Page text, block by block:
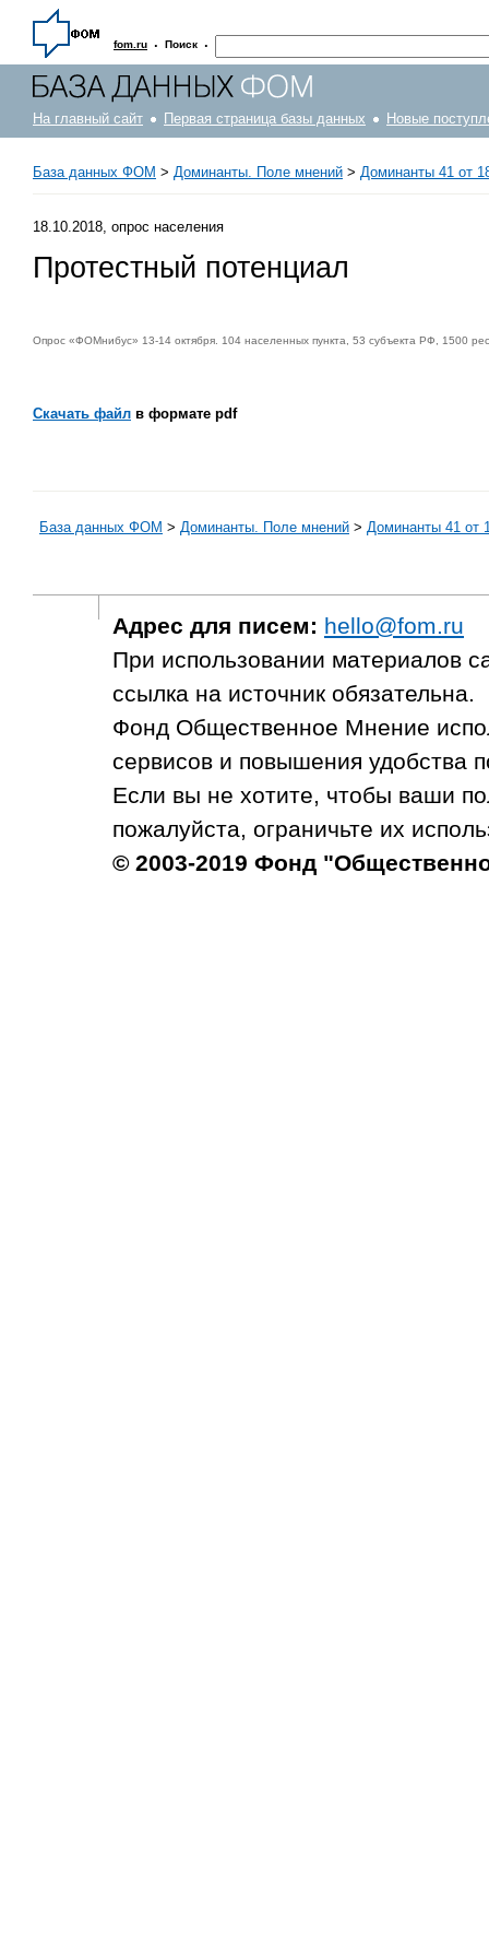
fom.ru · Поиск ·
На главный сайт Первая страница базы данных Новые
База данных ФОМ > Доминанты. Поле мнений > Доминанты 41 от
18.10.2018, опрос населения
Протестный потенциал
Опрос «ФОМнибус» 13-14 октября. 104 населенных пункта, 53 субъекта РФ, 1500
Скачать файл в формате pdf
База данных ФОМ > Доминанты. Поле мнений > Доминанты 41 от
Адрес для писем: hello@fom.ru
При использовании материалов
ссылка на источник обязательна.
Фонд Общественное Мнение
сервисов и повышения удобства
Если вы не хотите, чтобы ваши
пожалуйста, ограничьте их
© 2003-2019 Фонд